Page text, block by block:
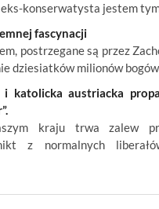
konserwatysta jestem
fascynacji
postrzegane są przez
dziesiatków milionów
i katolicka austriacka
kraju trwa zalew
z normalnych